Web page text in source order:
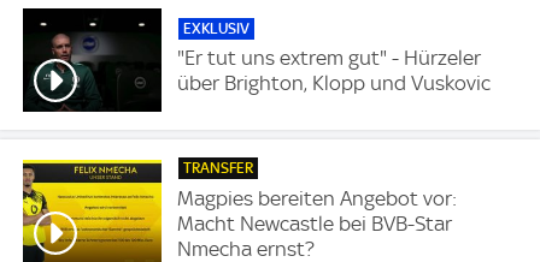
EXKLUSIV
"Er tut uns extrem gut" - Hürzeler
über Brighton, Klopp und Vuskovic
TRANSFER
Magpies bereiten Angebot vor:
Macht Newcastle bei BVB-Star
Nmecha ernst?